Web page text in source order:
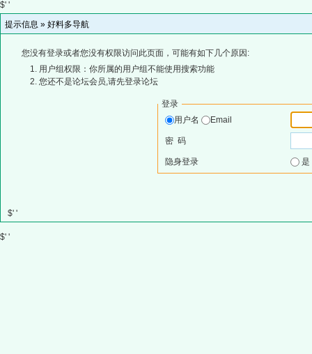
$' '
提示信息 » 好料多导航
您没有登录或者您没有权限访问此页面，可能有如下几个原因:
用户组权限：你所属的用户组不能使用搜索功能
您还不是论坛会员,请先登录论坛
登录
用户名
Email
密 码
隐身登录
$' '
$' '